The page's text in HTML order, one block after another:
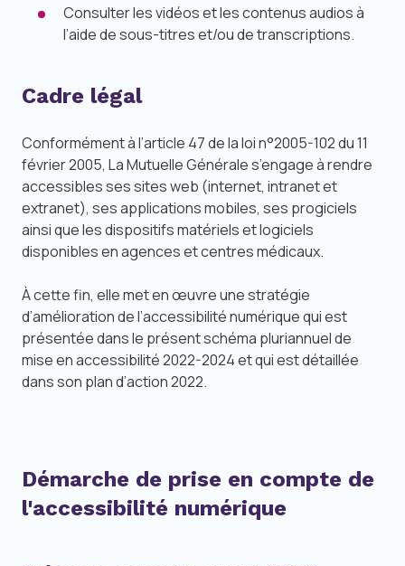
Consulter les vidéos et les contenus audios à
l’aide de sous-titres et/ou de transcriptions.
Cadre légal
Conformément à l’article 47 de la loi n°2005-102 du 11
février 2005, La Mutuelle Générale s’engage à rendre
accessibles ses sites web (internet, intranet et
extranet), ses applications mobiles, ses progiciels
ainsi que les dispositifs matériels et logiciels
disponibles en agences et centres médicaux.
À cette fin, elle met en œuvre une stratégie
d’amélioration de l’accessibilité numérique qui est
présentée dans le présent schéma pluriannuel de
mise en accessibilité 2022-2024 et qui est détaillée
dans son plan d’action 2022.
Démarche de prise en compte de
l'accessibilité numérique